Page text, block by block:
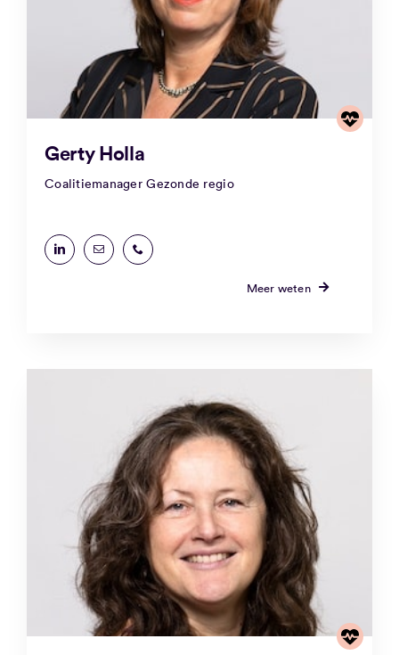
Gerty Holla
Coalitiemanager Gezonde regio
Meer weten